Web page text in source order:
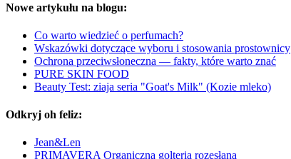
Nowe artykułu na blogu:
Co warto wiedzieć o perfumach?
Wskazówki dotyczące wyboru i stosowania prostownicy
Ochrona przeciwsłoneczna — fakty, które warto znać
PURE SKIN FOOD
Beauty Test: ziaja seria "Goat's Milk" (Kozie mleko)
Odkryj oh feliz:
Jean&Len
PRIMAVERA Organiczna golteria rozesłana